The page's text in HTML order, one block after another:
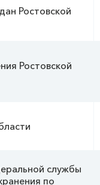
Ростовской
Ростовской
службы
по